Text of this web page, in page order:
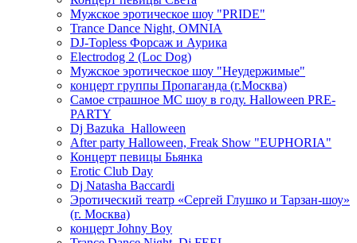
Мужское эротическое шоу "PRIDE"
Trance Dance Night, OMNIA
DJ-Topless Форсаж и Аурика
Electrodog 2 (Loc Dog)
Мужское эротическое шоу "Неудержимые"
концерт группы Пропаганда (г.Москва)
Самое страшное МС шоу в году. Halloween PRE-
PARTY
Dj Bazuka_Halloween
After party Halloween, Freak Show "EUPHORIA"
Концерт певицы Бьянка
Erotic Club Day
Dj Natasha Baccardi
Эротический театр «Сергей Глушко и Тарзан-шоу»
(г. Москва)
концерт Johny Boy